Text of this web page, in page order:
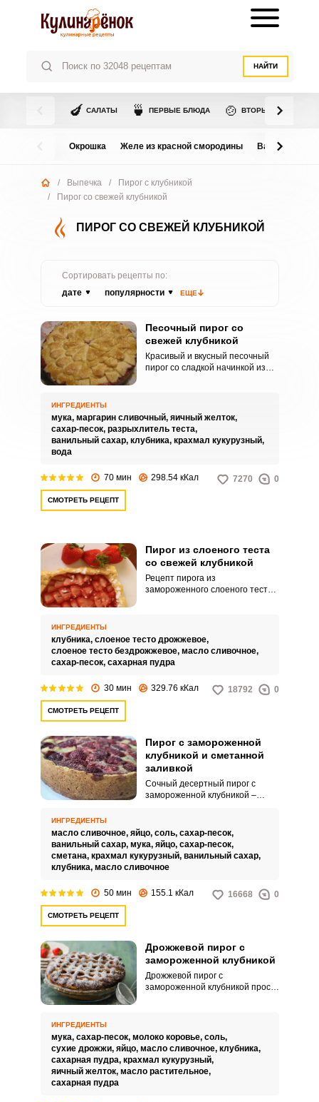
НАЙТИ
🍆 САЛАТЫ 🍵 ПЕРВЫЕ БЛЮДА 🍲 ВТОРЫЕ БЛЮДА
Окрошка Желе из красной смородины Варенье из
/ Выпечка /
Пирог с клубникой
/
Пирог со свежей клубникой
ПИРОГ СО СВЕЖЕЙ КЛУБНИКОЙ
Сортировать рецепты по:
дате
популярности ЕЩЕ
Песочный пирог со
свежей клубникой
Красивый и вкусный песочный
пирог со сладкой начинкой из
можно из привычных для
большинства хозяек
ингредиентов – муки, маргарина,
сахара и конечно же клубники.
ИНГРЕДИЕНТЫ
мука, маргарин сливочный, яичный желток,
сахар-песок, разрыхлитель теста,
ванильный сахар, клубника, крахмал кукурузный,
вода
70 мин 298.54 кКал 7270 0
СМОТРЕТЬ РЕЦЕПТ
Пирог из слоеного теста
со свежей клубникой
Рецепт пирога из
замороженного слоеного теста
этом он получается очень
вкусным, за счет сочетания
хрупкого слоеного теста и
сочной, сладкой клубники.
ИНГРЕДИЕНТЫ
клубника, слоеное тесто дрожжевое,
слоеное тесто бездрожжевое, масло сливочное,
сахар-песок, сахарная пудра
30 мин 329.76 кКал 18792 0
СМОТРЕТЬ РЕЦЕПТ
Пирог с замороженной
клубникой и сметанной
заливкой
Сочный десертный пирог с
замороженной клубникой –
корж получается рассыпчатым и
хрустящим, сметанная заливка
после выпекания густеет и по
консистенции и вкусу
ИНГРЕДИЕНТЫ
масло сливочное, яйцо, соль, сахар-песок,
ванильный сахар, мука, яйцо, сахар-песок,
сметана, крахмал кукурузный, ванильный сахар,
клубника, масло сливочное
50 мин 155.1 кКал 16668 0
СМОТРЕТЬ РЕЦЕПТ
Дрожжевой пирог с
замороженной клубникой
Дрожжевой пирог с
замороженной клубникой прост
ассоциируются с теплой
домашней атмосферой и уютом.
Кусочек такой выпечки сразу
поднимет настроение и
настроит на позитивный лад.
ИНГРЕДИЕНТЫ
мука, сахар-песок, молоко коровье, соль,
сухие дрожжи, яйцо, масло сливочное, клубника,
сахарная пудра, крахмал кукурузный,
яичный желток, масло растительное,
сахарная пудра